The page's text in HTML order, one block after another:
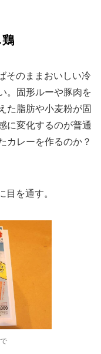
そのままおいしい冷
。固形ルーや豚肉を
た脂肪や小麦粉が固
に変化するのが普通
カレーを作るのか？
を通す。